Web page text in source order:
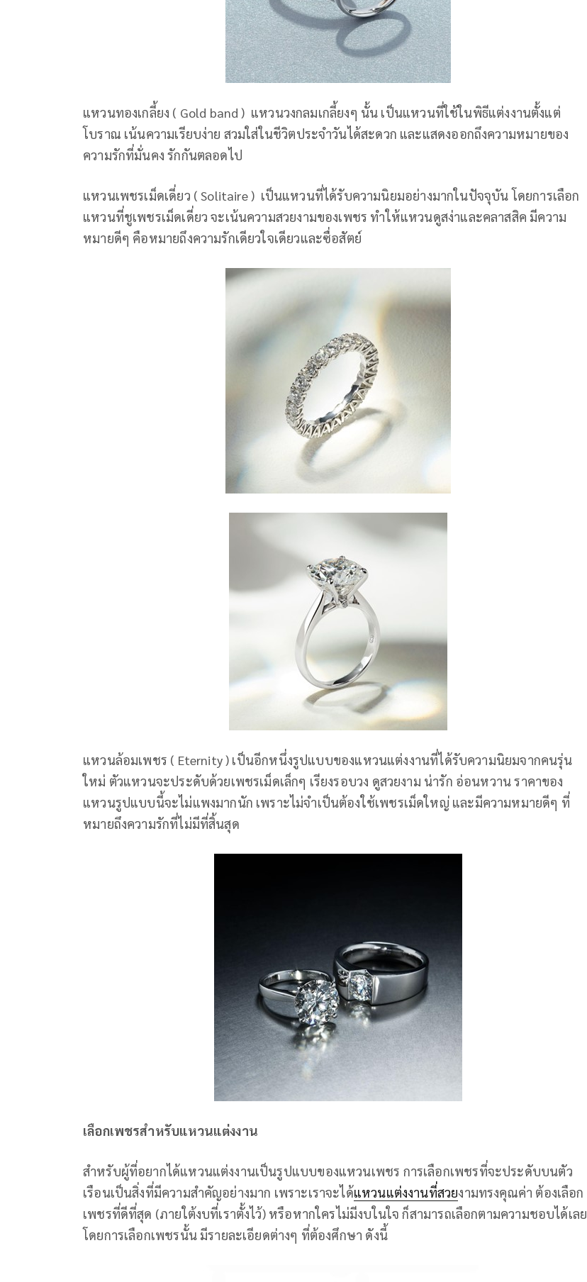
แหวนทองเกลี้ยง ( Gold band ) แหวนวงกลมเกลี้ยงๆ นั้น เป็นแหวนที่ใช้ในพิธีแต่งงานตั้งแต่
โบราณ เน้นความเรียบง่าย สวมใส่ในชีวิตประจำวันได้สะดวก และแสดงออกถึงความหมายของ
ความรักที่มั่นคง รักกันตลอดไป
แหวนเพชรเม็ดเดี่ยว ( Solitaire ) เป็นแหวนที่ได้รับความนิยมอย่างมากในปัจจุบัน โดยการเลือก
แหวนที่ชูเพชรเม็ดเดี่ยว จะเน้นความสวยงามของเพชร ทำให้แหวนดูสง่าและคลาสสิค มีความ
หมายดีๆ คือหมายถึงความรักเดียวใจเดียวและซื่อสัตย์
แหวนล้อมเพชร ( Eternity ) เป็นอีกหนึ่งรูปแบบของแหวนแต่งงานที่ได้รับความนิยมจากคนรุ่น
ใหม่ ตัวแหวนจะประดับด้วยเพชรเม็ดเล็กๆ เรียงรอบวง ดูสวยงาม น่ารัก อ่อนหวาน ราคาของ
แหวนรูปแบบนี้จะไม่แพงมากนัก เพราะไม่จำเป็นต้องใช้เพชรเม็ดใหญ่ และมีความหมายดีๆ ที่
หมายถึงความรักที่ไม่มีที่สิ้นสุด
เลือกเพชรสำหรับแหวนแต่งงาน
สำหรับผู้ที่อยากได้แหวนแต่งงานเป็นรูปแบบของแหวนเพชร การเลือกเพชรที่จะประดับบนตัว
เรือนเป็นสิ่งที่มีความสำคัญอย่างมาก เพราะเราจะได้แหวนแต่งงานที่สวยงามทรงคุณค่า ต้องเลือก
เพชรที่ดีที่สุด (ภายใต้งบที่เราตั้งไว้) หรือหากใครไม่มีงบในใจ ก็สามารถเลือกตามความชอบได้เลย
โดยการเลือกเพชรนั้น มีรายละเอียดต่างๆ ที่ต้องศึกษา ดังนี้